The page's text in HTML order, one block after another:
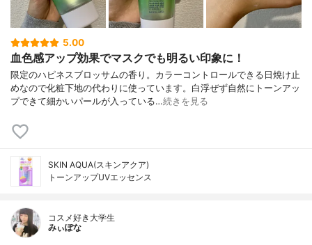
5.00
血色感アップ効果でマスクでも明るい印象に！
限定のハピネスブロッサムの香り。カラーコントロールできる日焼け止
めなので化粧下地の代わりに使っています。白浮ぜず自然にトーンアッ
プできて細かいパールが入っている…続きを見る
SKIN AQUA(スキンアクア)
トーンアップUVエッセンス
コスメ好き大学生
みぃぽな